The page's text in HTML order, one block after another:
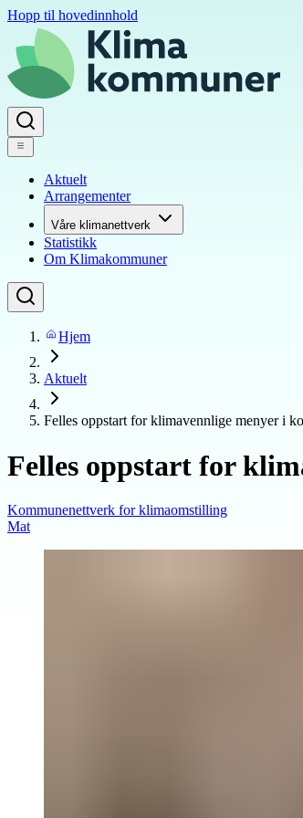
Hopp til hovedinnhold
Aktuelt
Arrangementer
Våre klimanettverk
Statistikk
Om Klimakommuner
Hjem
Aktuelt
Felles oppstart for klimavennlige menyer i
Felles oppstart for
Kommunenettverk for klimaomstilling
Mat